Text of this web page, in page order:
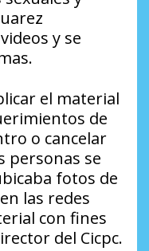
y se
el material
de
o cancelar
personas se
fotos de
las redes
con fines
del Cicpc.